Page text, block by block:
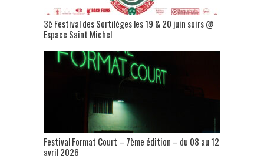
3è Festival des Sortilèges les 19 & 20 juin soirs @
Espace Saint Michel
Festival Format Court – 7ème édition – du 08 au 12
avril 2026